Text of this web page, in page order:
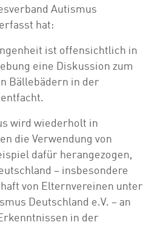
Autismus
hat:
ist offensichtlich in
eine Diskussion zum
Bällebädern in der
wird wiederholt in
die Verwendung von
dafür herangezogen,
– insbesondere
von Elternvereinen unter
Deutschland e.V. – an
in der